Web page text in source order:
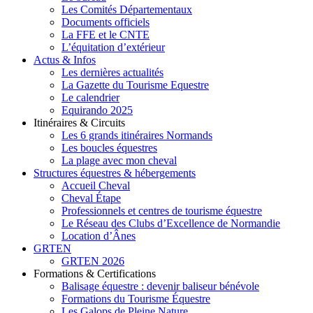
Les Comités Départementaux
Documents officiels
La FFE et le CNTE
L’équitation d’extérieur
Actus & Infos
Les dernières actualités
La Gazette du Tourisme Equestre
Le calendrier
Equirando 2025
Itinéraires & Circuits
Les 6 grands itinéraires Normands
Les boucles équestres
La plage avec mon cheval
Structures équestres & hébergements
Accueil Cheval
Cheval Étape
Professionnels et centres de tourisme équestre
Le Réseau des Clubs d’Excellence de Normandie
Location d’Ânes
GRTEN
GRTEN 2026
Formations & Certifications
Balisage équestre : devenir baliseur bénévole
Formations du Tourisme Équestre